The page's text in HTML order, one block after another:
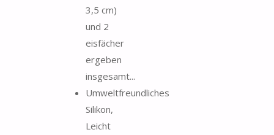
3,5 cm)
und 2
eisfächer
ergeben
insgesamt...
Umweltfreundliches
Silikon,
Leicht